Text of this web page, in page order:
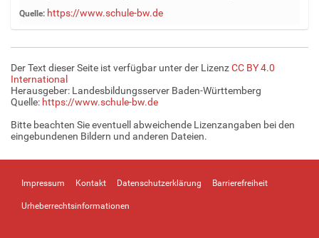
g
e
B
l
d
i
v
l
e
Quelle: https://www.schule-bw.de
Der Text dieser Seite ist verfügbar unter der LizenzCC BY 4.0
International
Herausgeber: Landesbildungsserver Baden-Württemberg
Quelle: https://www.schule-bw.de
Bitte beachten Sie eventuell abweichende Lizenzangaben bei den
eingebundenen Bildern und anderen Dateien.
Impressum Kontakt Datenschutzerklärung Barrierefreiheit
Urheberrechtsinformationen